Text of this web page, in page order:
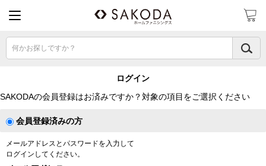
何かお探しですか？
ログイン
SAKODAの会員登録はお済みですか？対象の項目をご選択ください
会員登録済みの方
メールアドレスとパスワードを入力して
ログインしてください。